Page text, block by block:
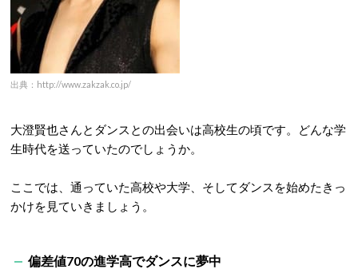
出典：http://www.zakzak.co.jp/
大澄賢也さんとダンスとの出会いは高校生の頃です。どんな学
生時代を送っていたのでしょうか。
ここでは、通っていた高校や大学、そしてダンスを始めたきっ
かけを見ていきましょう。
偏差値70の進学高でダンスに夢中